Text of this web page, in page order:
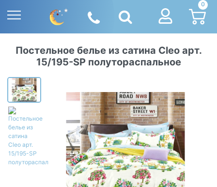
0
Постельное белье из сатина Cleo арт.
15/195-SP полутораспальное